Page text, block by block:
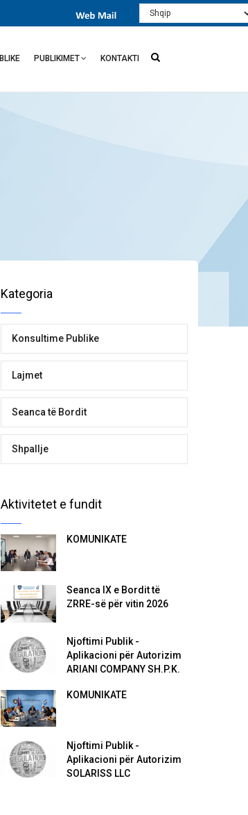
Select
your
PUBLIKIMET KONTAKTI
Kategoria
Konsultime Publike
Lajmet
Seanca të Bordit
Shpallje
Aktivitetet e fundit
KOMUNIKATË
Seanca IX e Bordit të
ZRRE-së për vitin 2026
Njoftimi Publik -
Aplikacioni për Autorizim
ARIANI COMPANY SH.P.K.
KOMUNIKATË
Njoftimi Publik -
Aplikacioni për Autorizim
SOLARISS LLC